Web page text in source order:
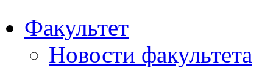
Факультет
Новости факультета